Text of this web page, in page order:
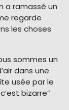
a ramassé un
regarde
les choses
sommes un
dans une
usée par le
bizarre”